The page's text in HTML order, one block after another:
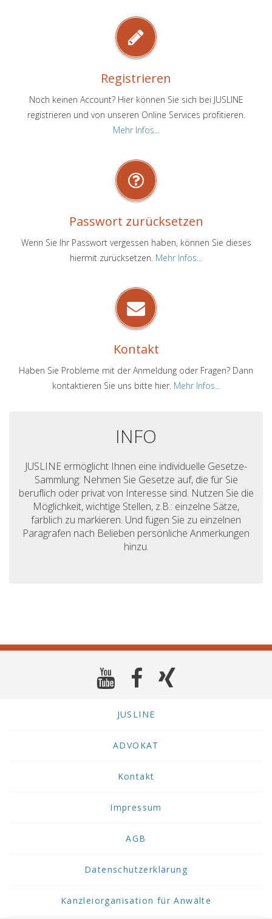
Registrieren
Noch keinen Account? Hier können Sie sich bei JUSLINE
registrieren und von unseren Online Services profitieren.
Mehr Infos...
Passwort zurücksetzen
Wenn Sie Ihr Passwort vergessen haben, können Sie dieses
hiermit zurücksetzen. Mehr Infos...
Kontakt
Haben Sie Probleme mit der Anmeldung oder Fragen? Dann
kontaktieren Sie uns bitte hier. Mehr Infos...
INFO
JUSLINE ermöglicht Ihnen eine individuelle Gesetze-
Sammlung: Nehmen Sie Gesetze auf, die für Sie
beruflich oder privat von Interesse sind. Nutzen Sie die
Möglichkeit, wichtige Stellen, z.B.: einzelne Sätze,
farblich zu markieren. Und fügen Sie zu einzelnen
Paragrafen nach Belieben persönliche Anmerkungen
hinzu.
JUSLINE
ADVOKAT
Kontakt
Impressum
AGB
Datenschutzerklärung
Kanzleiorganisation für Anwälte